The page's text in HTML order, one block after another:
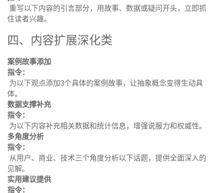
重写以下内容的引言部分，用故事、数据或疑问开头，立即抓
住读者兴趣。
四、内容扩展深化类
案例故事添加
指令：
为以下观点添加3个具体的案例故事，让抽象概念变得生动具
体。
数据支撑补充
指令：
为以下内容补充相关数据和统计信息，增强说服力和权威性。
多角度分析
指令：
从用户、商业、技术三个角度分析以下话题，提供全面深入的
见解。
实用建议提供
指令：